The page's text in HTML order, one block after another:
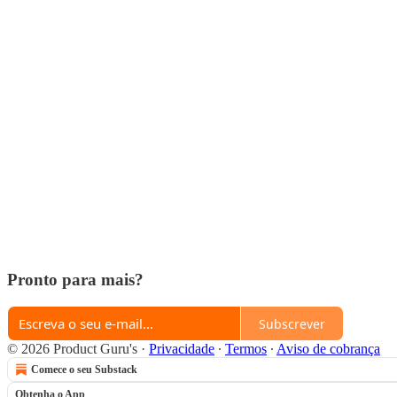
Pronto para mais?
Subscrever
© 2026 Product Guru's · Privacidade ∙ Termos ∙ Aviso de cobrança
Comece o seu Substack